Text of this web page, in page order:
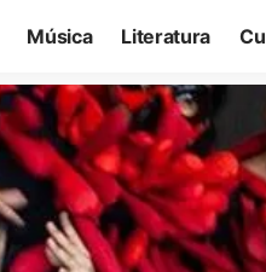
Música Literatura